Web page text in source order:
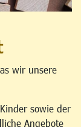
wir unsere
sowie der
Angebote